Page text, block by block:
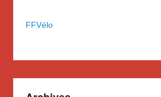
FFVélo